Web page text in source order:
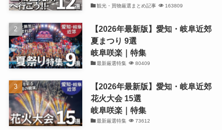
観光・買物厳選まとめ記事 163809
【2026年最新版】愛知・岐阜近郊
夏まつり 9選
岐阜咲楽｜特集
最新厳選特集 80409
【2026年最新版】愛知・岐阜近郊
花火大会 15選
岐阜咲楽｜特集
最新厳選特集 73612